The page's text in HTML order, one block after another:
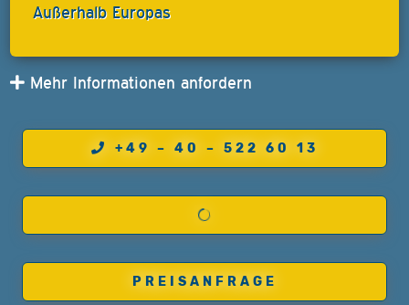
Außerhalb Europas
Mehr Informationen anfordern
+49 – 40 – 522 60 13
PREISANFRAGE